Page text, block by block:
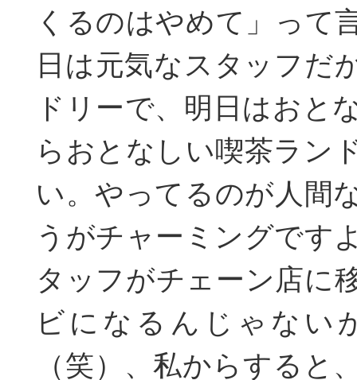
くるのはやめて」って
日は元気なスタッフだ
ドリーで、明日はおと
らおとなしい喫茶ラン
い。やってるのが人間
うがチャーミングです
タッフがチェーン店に
ビになるんじゃない
（笑）、私からすると